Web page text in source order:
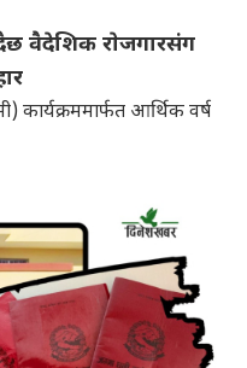
वैदेशिक राेजगारसंग
कार्यक्रममार्फत आर्थिक वर्ष